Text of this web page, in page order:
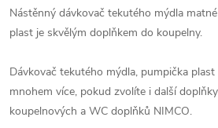
Nástěnný dávkovač tekutého mýdla
plast je skvělým doplňkem do koupelny.
Dávkovač tekutého mýdla, pumpička
mnohem více, pokud zvolíte i další
koupelnových a WC doplňků NIMCO.